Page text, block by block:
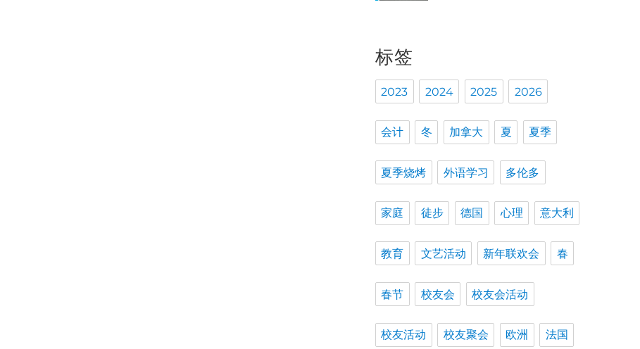
标签
2023 2024 2025 2026
会计 冬 加拿大 夏 夏季
夏季烧烤 外语学习 多伦多
家庭 徒步 德国 心理 意大利
教育 文艺活动 新年联欢会 春
春节 校友会 校友会活动
校友活动 校友聚会 欧洲 法国